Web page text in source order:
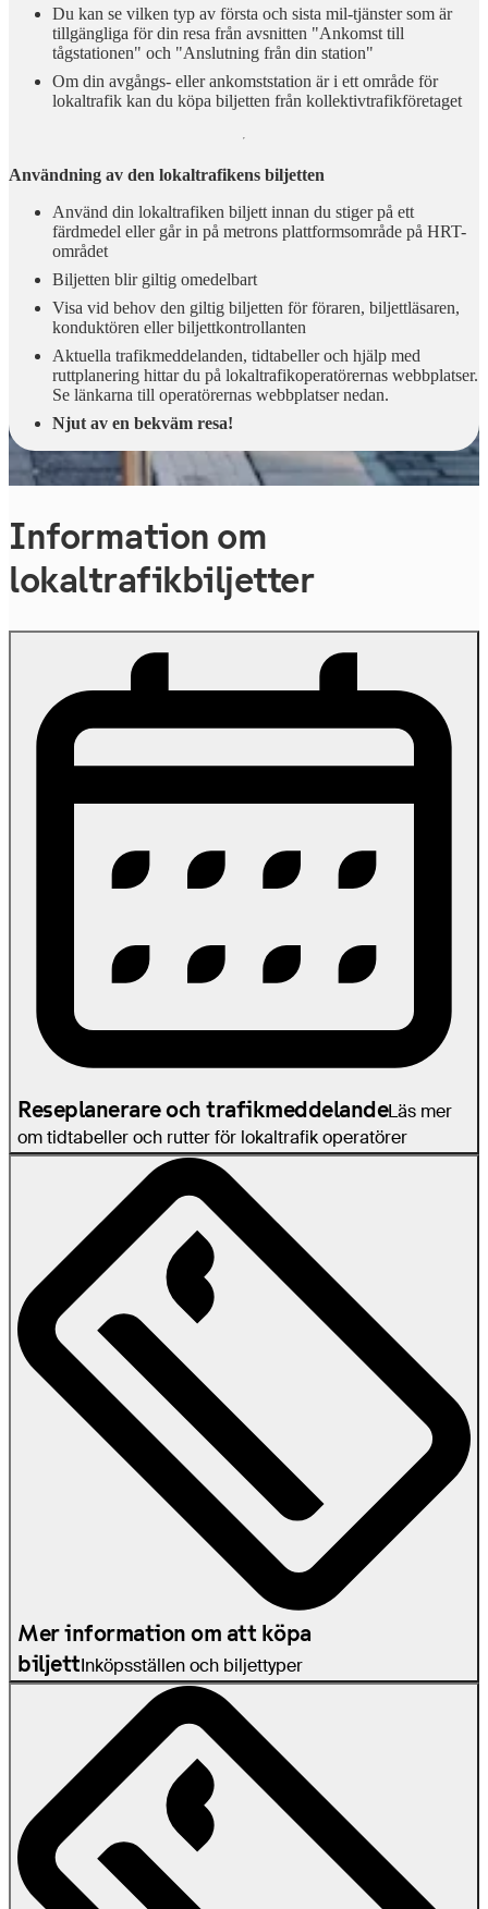
Du kan se vilken typ av första och sista mil-tjänster som är
tillgängliga för din resa från avsnitten "Ankomst till
tågstationen" och "Anslutning från din station"
Om din avgångs- eller ankomststation är i ett område för
lokaltrafik kan du köpa biljetten från kollektivtrafikföretaget
Användning av den lokaltrafikens biljetten
Använd din lokaltrafiken biljett innan du stiger på ett
färdmedel eller går in på metrons plattformsområde på HRT-
området
Biljetten blir giltig omedelbart
Visa vid behov den giltig biljetten för föraren, biljettläsaren,
konduktören eller biljettkontrollanten
Aktuella trafikmeddelanden, tidtabeller och hjälp med
ruttplanering hittar du på lokaltrafikoperatörernas webbplatser.
Se länkarna till operatörernas webbplatser nedan.
Njut av en bekväm resa!
Information om
lokaltrafikbiljetter
Reseplanerare och trafikmeddelandeLäs mer
om tidtabeller och rutter för lokaltrafik operatörer
Mer information om att köpa
biljettInköpsställen och biljettyper